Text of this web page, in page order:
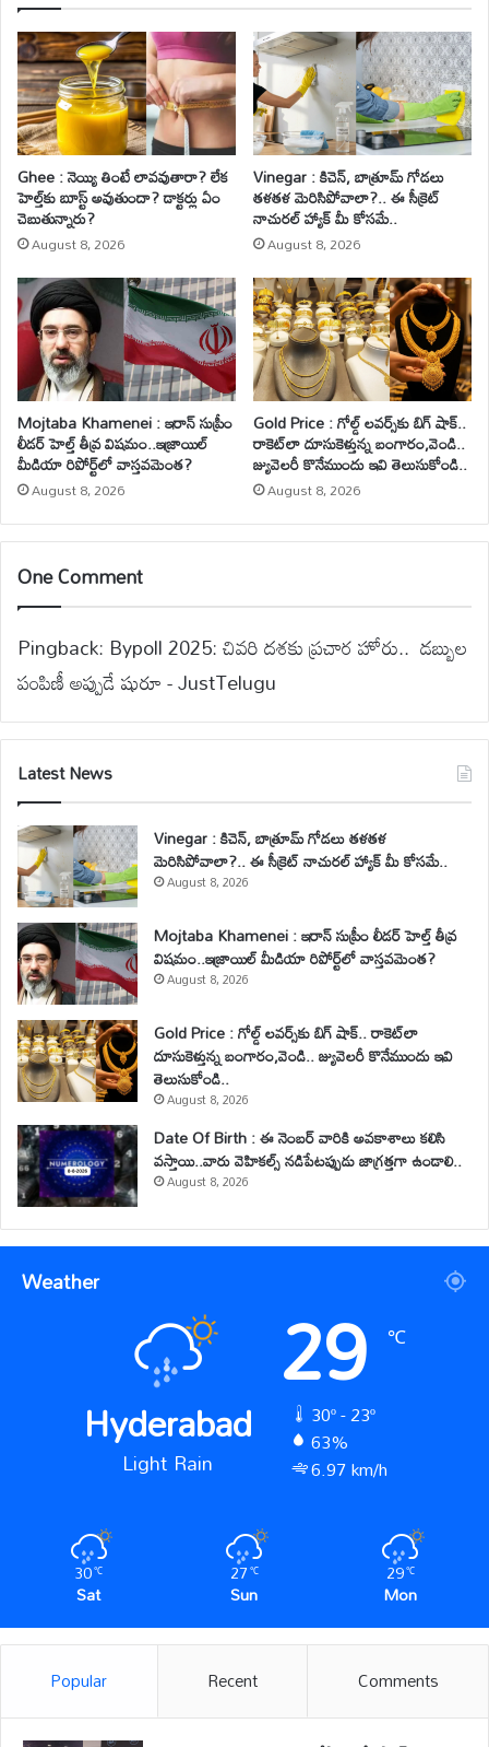
Ghee : నెయ్యి తింటే లావవుతారా? లేక
హెల్త్‌కు బూస్ట్ అవుతుందా? డాక్టర్లు ఏం
చెబుతున్నారు?
August 8, 2026
Vinegar : కిచెన్, బాత్రూమ్ గోడలు
తళతళ మెరిసిపోవాలా?.. ఈ సీక్రెట్
నాచురల్ హ్యాక్ మీ కోసమే..
August 8, 2026
Mojtaba Khamenei : ఇరాన్ సుప్రీం
లీడర్ హెల్త్ తీవ్ర విషమం..ఇజ్రాయిల్
మీడియా రిపోర్ట్‌లో వాస్తవమెంత?
August 8, 2026
Gold Price : గోల్డ్ లవర్స్‌కు బిగ్ షాక్..
రాకెట్‌లా దూసుకెళ్తున్న బంగారం,వెండి..
జ్యువెలరీ కొనేముందు ఇవి తెలుసుకోండి..
August 8, 2026
One Comment
Pingback: Bypoll 2025: చివరి దశకు ప్రచార హోరు.. డబ్బుల
పంపిణీ అప్పుడే షురూ - JustTelugu
Latest News
Vinegar : కిచెన్, బాత్రూమ్ గోడలు తళతళ
మెరిసిపోవాలా?.. ఈ సీక్రెట్ నాచురల్ హ్యాక్ మీ కోసమే..
August 8, 2026
Mojtaba Khamenei : ఇరాన్ సుప్రీం లీడర్ హెల్త్ తీవ్ర
విషమం..ఇజ్రాయిల్ మీడియా రిపోర్ట్‌లో వాస్తవమెంత?
August 8, 2026
Gold Price : గోల్డ్ లవర్స్‌కు బిగ్ షాక్.. రాకెట్‌లా
దూసుకెళ్తున్న బంగారం,వెండి.. జ్యువెలరీ కొనేముందు ఇవి
తెలుసుకోండి..
August 8, 2026
Date Of Birth : ఈ నెంబర్ వారికి అవకాశాలు కలిసి
వస్తాయి..వారు వెహికల్స్ నడిపేటప్పుడు జాగ్రత్తగా ఉండాలి..
August 8, 2026
Weather
Hyderabad
Light Rain
29 ℃
30º - 23º
63%
6.97 km/h
30℃
Sat
27℃
Sun
29℃
Mon
Popular Recent Comments